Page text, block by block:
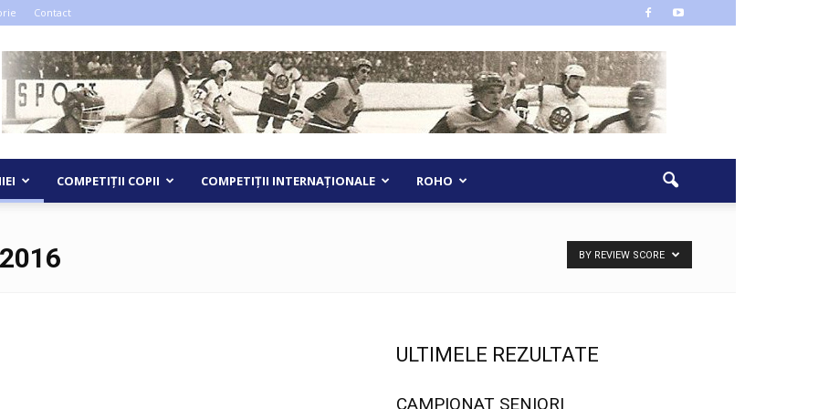
Contact
COMPETIȚII COPII COMPETIȚII INTERNAȚIONALE ROHO
BY REVIEW SCORE
ULTIMELE REZULTATE
CAMPIONAT SENIORI